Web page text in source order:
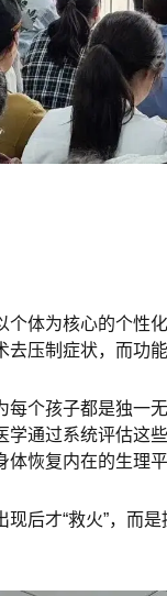
个体为核心的个性
压制症状，而功能
每个孩子都是独一
学通过系统评估这
恢复内在的生理
后才“救火”，而